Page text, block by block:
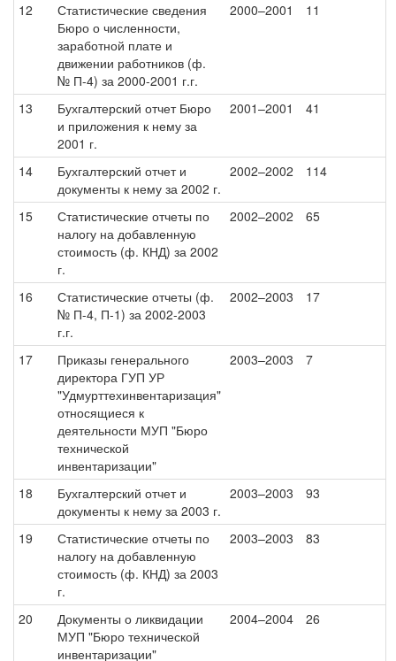
12
Статистические сведения
Бюро о численности,
заработной плате и
движении работников (ф.
№ П-4) за 2000-2001 г.г.
2000–2001 11
13
Бухгалтерский отчет Бюро
и приложения к нему за
2001 г.
2001–2001 41
14
Бухгалтерский отчет и
документы к нему за 2002 г.
2002–2002 114
15
Статистические отчеты по
налогу на добавленную
стоимость (ф. КНД) за 2002
г.
2002–2002 65
16
Статистические отчеты (ф.
№ П-4, П-1) за 2002-2003
г.г.
2002–2003 17
17
Приказы генерального
директора ГУП УР
"Удмурттехинвентаризация"
относящиеся к
деятельности МУП "Бюро
технической
инвентаризации"
2003–2003 7
18
Бухгалтерский отчет и
документы к нему за 2003 г.
2003–2003 93
19
Статистические отчеты по
налогу на добавленную
стоимость (ф. КНД) за 2003
г.
2003–2003 83
20
Документы о ликвидации
МУП "Бюро технической
инвентаризации"
2004–2004 26